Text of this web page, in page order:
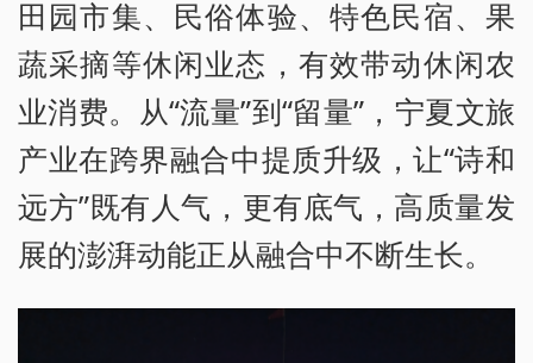
田园市集、民俗体验、特色民宿、果
蔬采摘等休闲业态，有效带动休闲农
业消费。从“流量”到“留量”，宁夏文旅
产业在跨界融合中提质升级，让“诗和
远方”既有人气，更有底气，高质量发
展的澎湃动能正从融合中不断生长。